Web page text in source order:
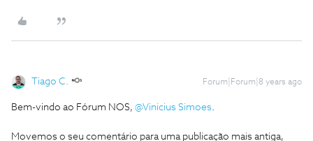
Tiago C. Forum|Forum|8 years ago
Bem-vindo ao Fórum NOS, @Vinicius Simoes
Movemos o seu comentário para uma publicação mais antiga,